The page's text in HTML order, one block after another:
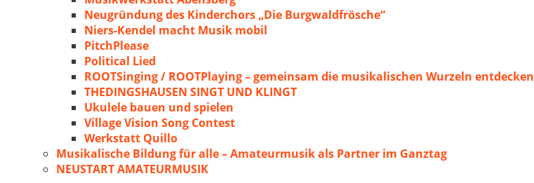
Neugründung des Kinderchors „Die Burgwaldfrösche“
Niers-Kendel macht Musik mobil
PitchPlease
Political Lied
ROOTSinging / ROOTPlaying – gemeinsam die musikalischen Wurzeln entdecken
THEDINGSHAUSEN SINGT UND KLINGT
Ukulele bauen und spielen
Village Vision Song Contest
Werkstatt Quillo
Musikalische Bildung für alle – Amateurmusik als Partner im Ganztag
NEUSTART AMATEURMUSIK